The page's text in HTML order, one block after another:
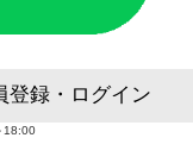
登録・ログイン
～18:00